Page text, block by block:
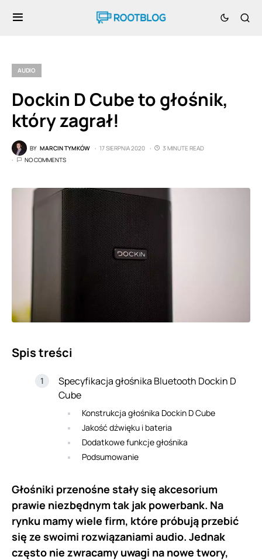
AUDIO
Dockin D Cube to głośnik,
który zagrał!
BY MARCIN TYMKÓW 17 SIERPNIA 2020
3 MINUTE READ
NO COMMENTS
Spis treści
Specyfikacja głośnika Bluetooth Dockin D
Cube
Konstrukcja głośnika Dockin D Cube
Jakość dźwięku i bateria
Dodatkowe funkcje głośnika
Podsumowanie
Głośniki przenośne stały się akcesorium
prawie niezbędnym tak jak powerbank. Na
rynku mamy wiele firm, które próbują przebić
się ze swoimi rozwiązaniami audio. Jednak
często nie zwracamy uwagi na nowe twory,